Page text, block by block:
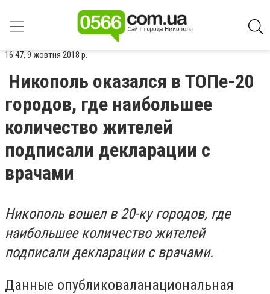
16:47, 9 жовтня 2018 р.
Никополь оказался в ТОПе-20
городов, где наибольшее
количество жителей
подписали декларации с
врачами
Никополь вошел в 20-ку городов, где
наибольшее количество жителей
подписали декларации с врачами.
Данные опубликоваланациональная